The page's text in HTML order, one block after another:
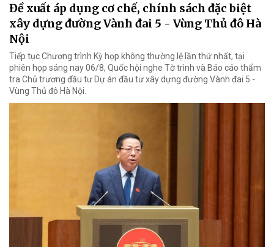
Đề xuất áp dụng cơ chế, chính sách đặc biệt
xây dựng đường Vành đai 5 - Vùng Thủ đô Hà
Nội
Tiếp tục Chương trình Kỳ họp không thường lệ lần thứ nhất, tại
phiên họp sáng nay 06/8, Quốc hội nghe Tờ trình và Báo cáo thẩm
tra Chủ trương đầu tư Dự án đầu tư xây dựng đường Vành đai 5 -
Vùng Thủ đô Hà Nội.